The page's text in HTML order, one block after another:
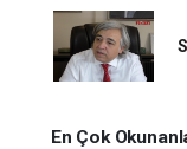
En Çok